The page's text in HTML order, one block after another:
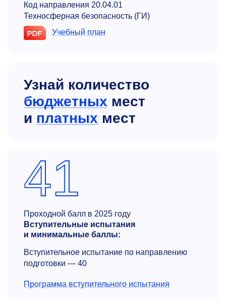
Код направления 20.04.01
Техносферная безопасность (ГИ)
Учебный план
Узнай количество
бюджетных мест
и платных мест
41
Проходной балл в 2025 году
Вступительные испытания
и минимальные баллы:
Вступительное испытание по направлению
подготовки — 40
Программа вступительного испытания